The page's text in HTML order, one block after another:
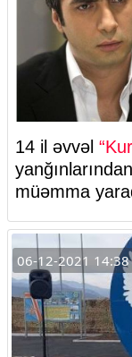
14 il əvvəl
müəmma
06-12-2021 14:38